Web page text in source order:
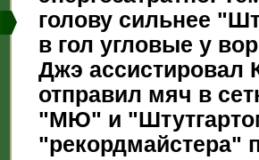
голову сильнее
в гол угловые у
Джэ ассистировал
отправил мяч в
"МЮ" и
"рекордмайстера"